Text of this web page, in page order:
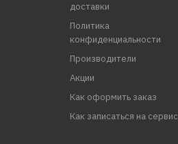
доставки
Политика
конфиденциальности
Производители
Акции
Как оформить заказ
Как записаться на сервис